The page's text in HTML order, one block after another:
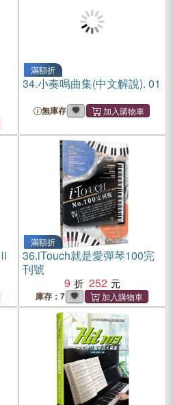
滿額折
34.小奏鳴曲集(中文解說). 01
無庫存
滿額折
36.iTouch就是愛彈琴100完
刊號
9
252
庫存：7